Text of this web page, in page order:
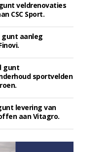
veldrenovaties
CSC Sport.
aanleg
gunt
sportvelden
levering van
aan Vitagro.